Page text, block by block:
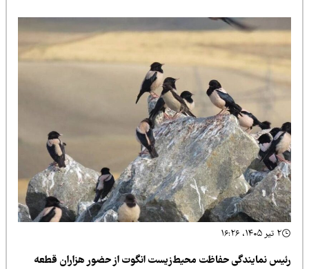
نمایندگی حفاظت محیط‌زیست انگوت از حضور هزاران قطعه